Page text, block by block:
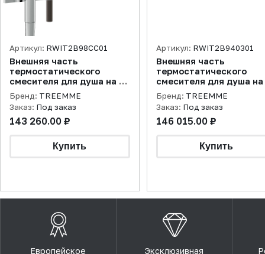
Артикул: RWIT2B98CC01
Внешняя часть
термостатического
смесителя для душа на 3
потребителя Watt, хром
Бренд: TREEMME
Заказ: Под заказ
143 260.00 ₽
Артикул: RWIT2B940301
Внешняя часть
термостатического
смесителя для душа на
потребителя Watt,
PVD
Бренд: TREEMME
Заказ: Под заказ
146 015.00 ₽
Европейское
Эксклюзивная